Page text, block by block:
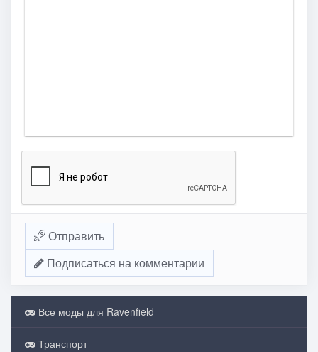
Отправить
Подписаться на комментарии
Все моды для Ravenfield
Транспорт